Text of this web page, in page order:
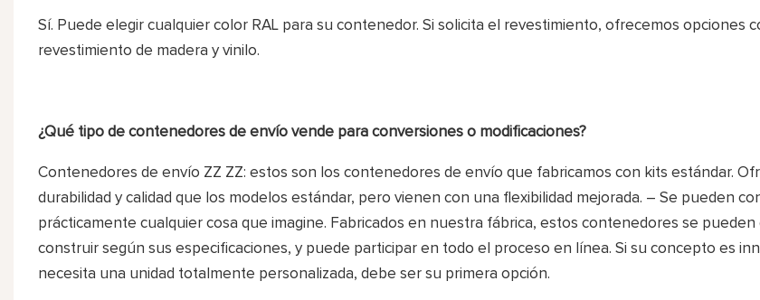
Sí. Puede elegir cualquier color RAL para su contenedor. Si solicita el revestimiento, ofrecemos opciones
revestimiento de madera y vinilo.
¿Qué tipo de contenedores de envío vende para conversiones o modificaciones?
Contenedores de envío ZZ ZZ: estos son los contenedores de envío que fabricamos con kits estándar.
durabilidad y calidad que los modelos estándar, pero vienen con una flexibilidad mejorada. – Se pueden
prácticamente cualquier cosa que imagine. Fabricados en nuestra fábrica, estos contenedores se pueden
construir según sus especificaciones, y puede participar en todo el proceso en línea. Si su concepto es
necesita una unidad totalmente personalizada, debe ser su primera opción.